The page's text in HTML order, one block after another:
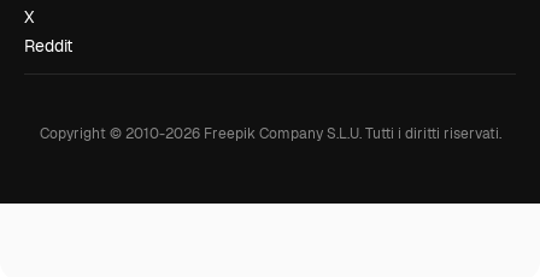
X
Reddit
Copyright © 2010-2026Freepik Company S.L.U. Tutti i diritti riservati.